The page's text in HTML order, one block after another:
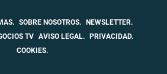
SOBRE NOSOTROS. NEWSLETTER.
TV AVISO LEGAL. PRIVACIDAD.
COOKIES.